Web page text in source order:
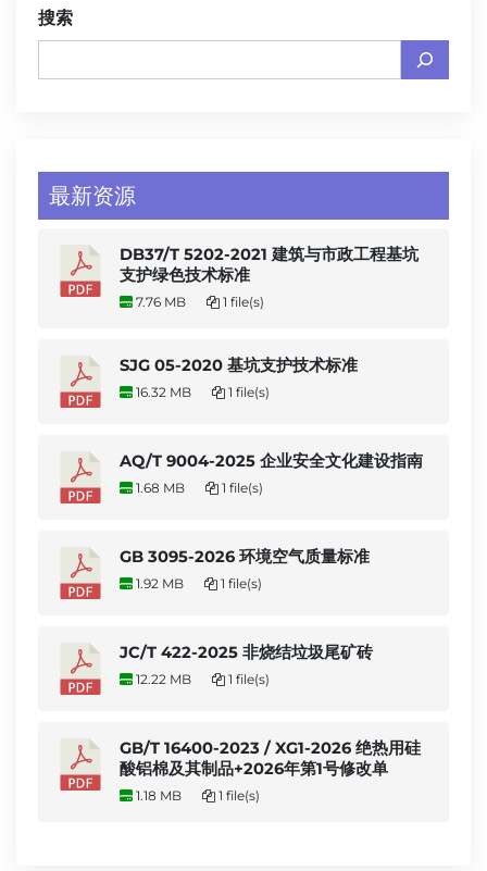
搜索
最新资源
DB37/T 5202-2021 建筑与市政工程基坑
支护绿色技术标准
7.76 MB 1 file(s)
SJG 05-2020 基坑支护技术标准
16.32 MB 1 file(s)
AQ/T 9004-2025 企业安全文化建设指南
1.68 MB 1 file(s)
GB 3095-2026 环境空气质量标准
1.92 MB 1 file(s)
JC/T 422-2025 非烧结垃圾尾矿砖
12.22 MB 1 file(s)
GB/T 16400-2023 / XG1-2026 绝热用硅
酸铝棉及其制品+2026年第1号修改单
1.18 MB 1 file(s)